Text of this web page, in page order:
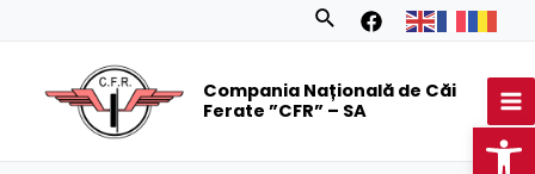
Search
Compania Națională de Căi
Ferate ”CFR” – SA